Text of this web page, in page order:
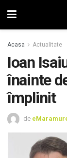
Acasa Actualitate
Ioan
înainte
împlinit
de